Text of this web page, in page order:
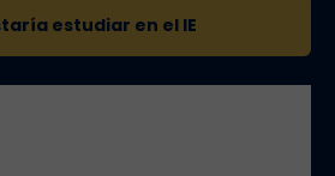
estudiar en el IE